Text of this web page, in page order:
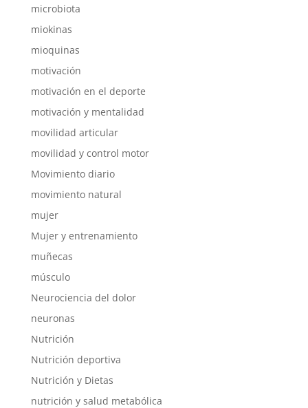
microbiota
miokinas
mioquinas
motivación
motivación en el deporte
motivación y mentalidad
movilidad articular
movilidad y control motor
Movimiento diario
movimiento natural
mujer
Mujer y entrenamiento
muñecas
músculo
Neurociencia del dolor
neuronas
Nutrición
Nutrición deportiva
Nutrición y Dietas
nutrición y salud metabólica